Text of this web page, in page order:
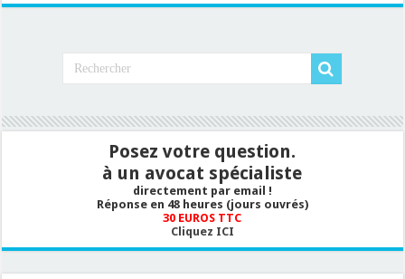
Posez votre question.
à un avocat spécialiste
directement par email !
Réponse en 48 heures (jours ouvrés)
30 EUROS TTC
Cliquez ICI